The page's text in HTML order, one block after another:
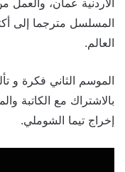
العالم.
الموسم الثاني فكرة و
بالاشتراك مع الكاتبة
إخراج تيما الشوملي.